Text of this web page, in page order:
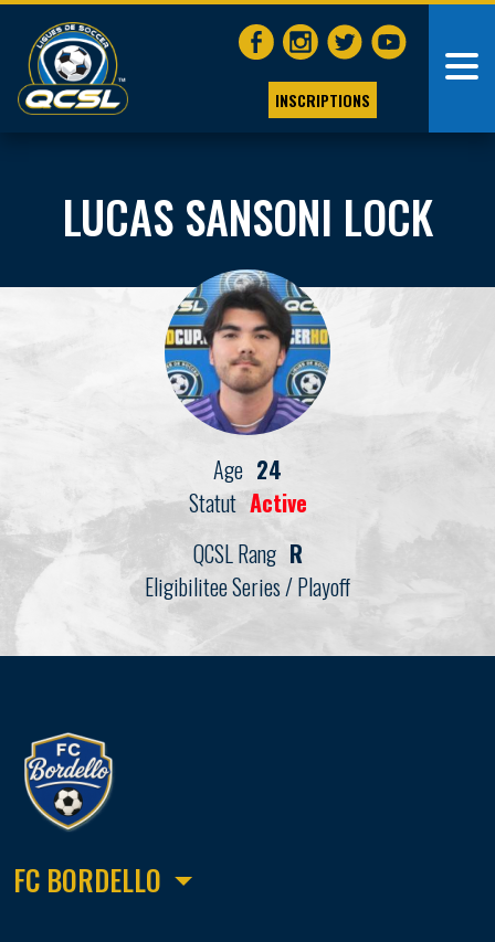
INSCRIPTIONS
LUCAS SANSONI LOCK
Age 24
Statut Active
QCSL Rang R
Eligibilitee Series / Playoff
FC BORDELLO